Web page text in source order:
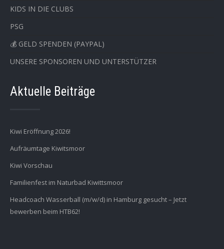
KIDS IN DIE CLUBS
PSG
💰 GELD SPENDEN (PAYPAL)
UNSERE SPONSOREN UND UNTERSTÜTZER
Aktuelle Beiträge
Kiwi Eröffnung 2026!
Aufräumtage Kiwitsmoor
Kiwi Vorschau
Familienfest im Naturbad Kiwittsmoor
Headcoach Wasserball (m/w/d) in Hamburg gesucht – Jetzt
bewerben beim HTB62!